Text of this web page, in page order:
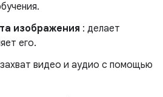
изображения : делает
его.
видео и аудио с помощью